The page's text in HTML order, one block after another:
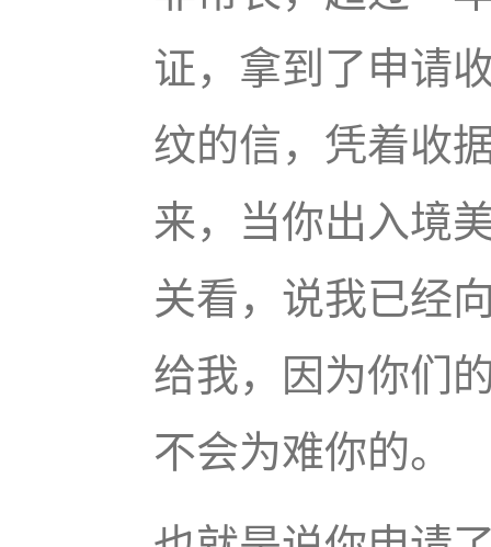
证，拿到了申请
纹的信，凭着收
来，当你出入境
关看，说我已经
给我，因为你们
不会为难你的。